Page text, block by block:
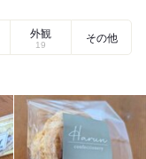
外観
19
その他